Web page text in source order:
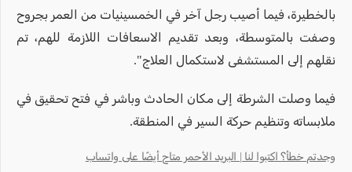
بالخطيرة، فيما أصيب رجل آخر في الخمسينيات من العمر بجروح
وصفت بالمتوسطة، وبعد تقديم الاسعافات اللازمة للهم، تم
نقلهم إلى المستشفى لاستكمال العلاج".
فيما وصلت الشرطة إلى مكان الحادث وباشر في فتح تحقيق في
ملابساته وتنظيم حركة السير في المنطقة.
وجدتم خطأ؟ اكتبوا لنا | البريد الأحمر متاح أيضًا على واتساب